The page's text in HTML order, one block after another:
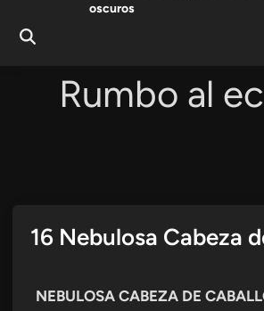
oscuros
Abrir
Rumbo al
16 Nebulosa Cabeza
NEBULOSA CABEZA DE